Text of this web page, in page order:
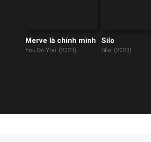
Merve là chính mình
You Do You (2023)
Silo
Silo (2023)